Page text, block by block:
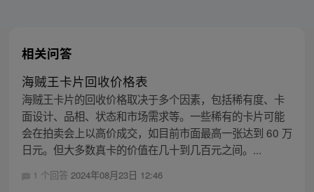
相关问答
海贼王卡片回收价格表
海贼王卡片的回收价格取决于多个因素，包括稀有度、卡
面设计、品相、状态和市场需求等。一些稀有的卡片可能
会在拍卖会上以高价成交，如目前市面最高一张达到 60 万
日元。但大多数真卡的价值在几十到几百元之间。...
1 个回答 2024年08月23日 12:46